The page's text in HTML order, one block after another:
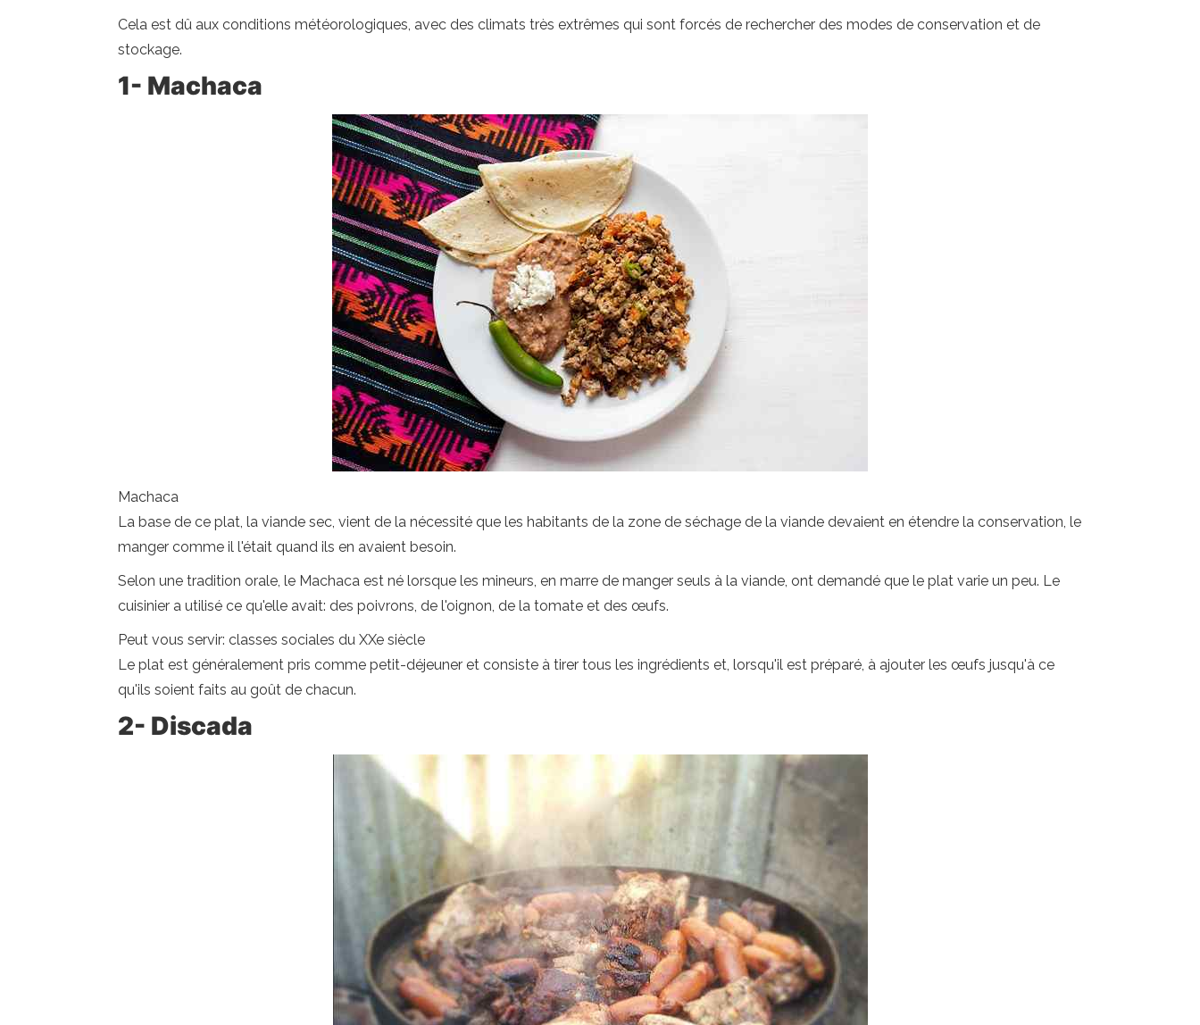
Cela est dû aux conditions météorologiques, avec des climats très extrêmes qui sont forcés de rechercher des modes de conservation et de
stockage.
1- Machaca
Machaca
La base de ce plat, la viande sec, vient de la nécessité que les habitants de la zone de séchage de la viande devaient en étendre la conservation, le
manger comme il l'était quand ils en avaient besoin.
Selon une tradition orale, le Machaca est né lorsque les mineurs, en marre de manger seuls à la viande, ont demandé que le plat varie un peu. Le
cuisinier a utilisé ce qu'elle avait: des poivrons, de l'oignon, de la tomate et des œufs.
Peut vous servir: classes sociales du XXe siècle
Le plat est généralement pris comme petit-déjeuner et consiste à tirer tous les ingrédients et, lorsqu'il est préparé, à ajouter les œufs jusqu'à ce
qu'ils soient faits au goût de chacun.
2- Discada